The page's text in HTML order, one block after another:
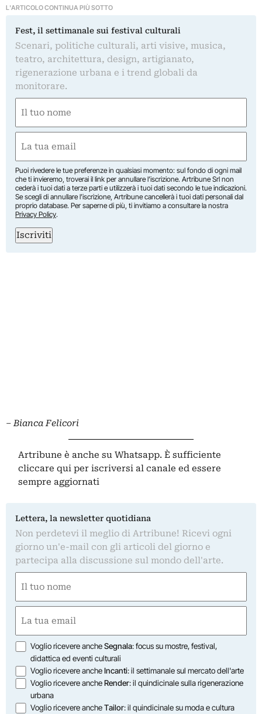
L'ARTICOLO CONTINUA PIÙ SOTTO
Fest, il settimanale sui festival culturali
Scenari, politiche culturali, arti visive, musica,
teatro, architettura, design, artigianato,
rigenerazione urbana e i trend globali da
monitorare.
(Required)
First
(Required)
Puoi rivedere le tue preferenze in qualsiasi momento: sul fondo di ogni mail
che ti invieremo, troverai il link per annullare l’iscrizione. Artribune Srl non
cederà i tuoi dati a terze parti e utilizzerà i tuoi dati secondo le tue indicazioni.
Se scegli di annullare l’iscrizione, Artribune cancellerà i tuoi dati personali dal
proprio database. Per saperne di più, ti invitiamo a consultare la nostra
Privacy Policy.
Iscriviti
– Bianca Felicori
Artribune è anche su Whatsapp. È sufficiente
cliccare qui per iscriversi al canale ed essere
sempre aggiornati
Lettera, la newsletter quotidiana
Non perdetevi il meglio di Artribune! Ricevi ogni
giorno un'e-mail con gli articoli del giorno e
partecipa alla discussione sul mondo dell'arte.
(Required)
First
(Required)
Opzioni
Voglio ricevere ancheSegnala: focus su mostre, festival,
didattica ed eventi culturali
Voglio ricevere ancheIncanti: il settimanale sul mercato dell'arte
Voglio ricevere ancheRender: il quindicinale sulla rigenerazione
urbana
Voglio ricevere ancheTailor: il quindicinale su moda e cultura